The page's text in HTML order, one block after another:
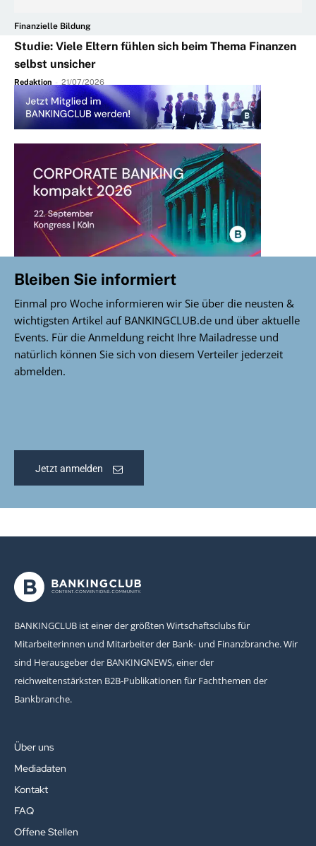
Finanzielle Bildung
Studie: Viele Eltern fühlen sich beim Thema Finanzen
selbst unsicher
Redaktion - 21/07/2026
Bleiben Sie informiert
Einmal pro Woche informieren wir Sie über die neusten &
wichtigsten Artikel auf BANKINGCLUB.de und über aktuelle
Events. Für die Anmeldung reicht Ihre Mailadresse und
natürlich können Sie sich von diesem Verteiler jederzeit
abmelden.
Jetzt anmelden
BANKINGCLUB ist einer der größten Wirtschaftsclubs für
Mitarbeiterinnen und Mitarbeiter der Bank- und Finanzbranche. Wir
sind Herausgeber der BANKINGNEWS, einer der
reichweitenstärksten B2B-Publikationen für Fachthemen der
Bankbranche.
Über uns
Mediadaten
Kontakt
FAQ
Offene Stellen